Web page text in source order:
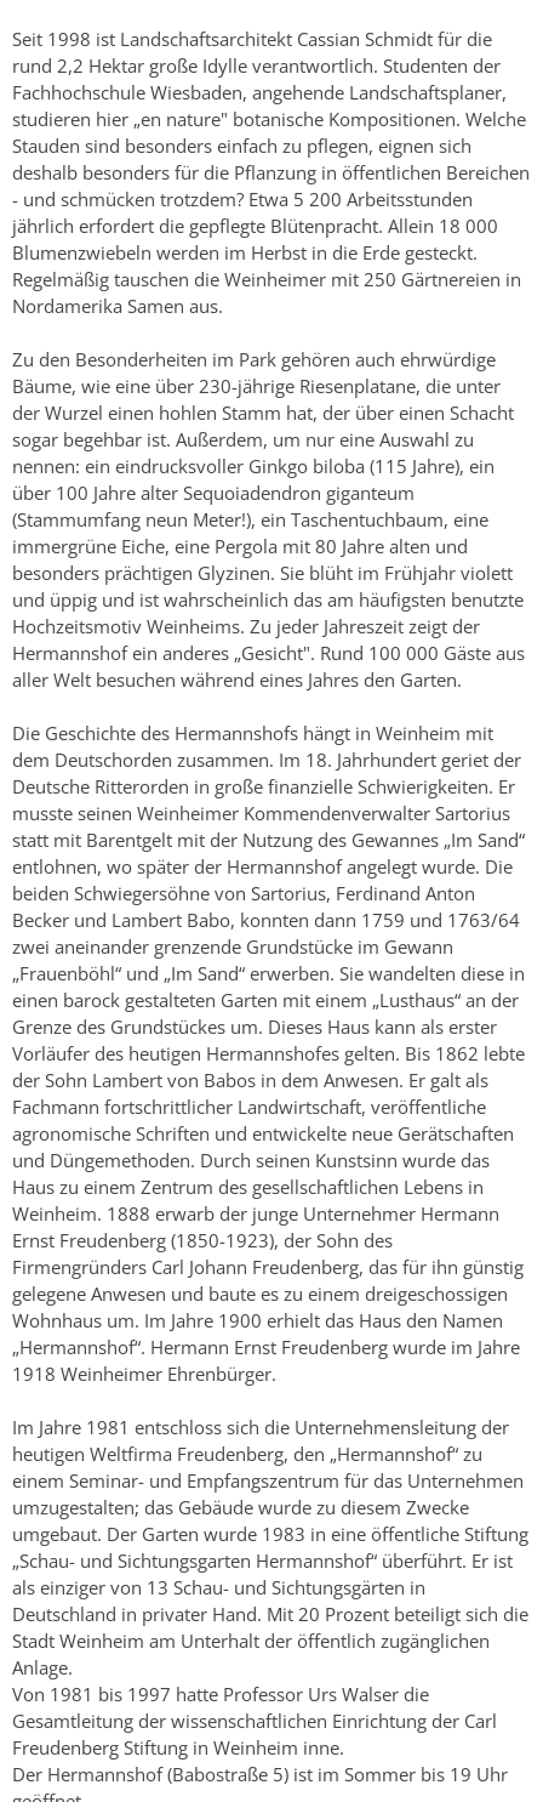
Seit 1998 ist Landschaftsarchitekt Cassian Schmidt für die
rund 2,2 Hektar große Idylle verantwortlich. Studenten der
Fachhochschule Wiesbaden, angehende Landschaftsplaner,
studieren hier „en nature" botanische Kompositionen. Welche
Stauden sind besonders einfach zu pflegen, eignen sich
deshalb besonders für die Pflanzung in öffentlichen Bereichen
- und schmücken trotzdem? Etwa 5 200 Arbeitsstunden
jährlich erfordert die gepflegte Blütenpracht. Allein 18 000
Blumenzwiebeln werden im Herbst in die Erde gesteckt.
Regelmäßig tauschen die Weinheimer mit 250 Gärtnereien in
Nordamerika Samen aus.
Zu den Besonderheiten im Park gehören auch ehrwürdige
Bäume, wie eine über 230-jährige Riesenplatane, die unter
der Wurzel einen hohlen Stamm hat, der über einen Schacht
sogar begehbar ist. Außerdem, um nur eine Auswahl zu
nennen: ein eindrucksvoller Ginkgo biloba (115 Jahre), ein
über 100 Jahre alter Sequoiadendron giganteum
(Stammumfang neun Meter!), ein Taschentuchbaum, eine
immergrüne Eiche, eine Pergola mit 80 Jahre alten und
besonders prächtigen Glyzinen. Sie blüht im Frühjahr violett
und üppig und ist wahrscheinlich das am häufigsten benutzte
Hochzeitsmotiv Weinheims. Zu jeder Jahreszeit zeigt der
Hermannshof ein anderes „Gesicht". Rund 100 000 Gäste aus
aller Welt besuchen während eines Jahres den Garten.
Die Geschichte des Hermannshofs hängt in Weinheim mit
dem Deutschorden zusammen. Im 18. Jahrhundert geriet der
Deutsche Ritterorden in große finanzielle Schwierigkeiten. Er
musste seinen Weinheimer Kommendenverwalter Sartorius
statt mit Barentgelt mit der Nutzung des Gewannes „Im Sand“
entlohnen, wo später der Hermannshof angelegt wurde. Die
beiden Schwiegersöhne von Sartorius, Ferdinand Anton
Becker und Lambert Babo, konnten dann 1759 und 1763/64
zwei aneinander grenzende Grundstücke im Gewann
„Frauenböhl“ und „Im Sand“ erwerben. Sie wandelten diese in
einen barock gestalteten Garten mit einem „Lusthaus“ an der
Grenze des Grundstückes um. Dieses Haus kann als erster
Vorläufer des heutigen Hermannshofes gelten. Bis 1862 lebte
der Sohn Lambert von Babos in dem Anwesen. Er galt als
Fachmann fortschrittlicher Landwirtschaft, veröffentliche
agronomische Schriften und entwickelte neue Gerätschaften
und Düngemethoden. Durch seinen Kunstsinn wurde das
Haus zu einem Zentrum des gesellschaftlichen Lebens in
Weinheim. 1888 erwarb der junge Unternehmer Hermann
Ernst Freudenberg (1850-1923), der Sohn des
Firmengründers Carl Johann Freudenberg, das für ihn günstig
gelegene Anwesen und baute es zu einem dreigeschossigen
Wohnhaus um. Im Jahre 1900 erhielt das Haus den Namen
„Hermannshof“. Hermann Ernst Freudenberg wurde im Jahre
1918 Weinheimer Ehrenbürger.
Im Jahre 1981 entschloss sich die Unternehmensleitung der
heutigen Weltfirma Freudenberg, den „Hermannshof“ zu
einem Seminar- und Empfangszentrum für das Unternehmen
umzugestalten; das Gebäude wurde zu diesem Zwecke
umgebaut. Der Garten wurde 1983 in eine öffentliche Stiftung
„Schau- und Sichtungsgarten Hermannshof“ überführt. Er ist
als einziger von 13 Schau- und Sichtungsgärten in
Deutschland in privater Hand. Mit 20 Prozent beteiligt sich die
Stadt Weinheim am Unterhalt der öffentlich zugänglichen
Anlage.
Von 1981 bis 1997 hatte Professor Urs Walser die
Gesamtleitung der wissenschaftlichen Einrichtung der Carl
Freudenberg Stiftung in Weinheim inne.
Der Hermannshof (Babostraße 5) ist im Sommer bis 19 Uhr